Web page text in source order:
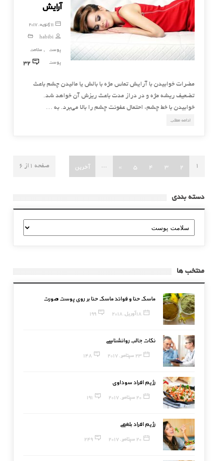
آرایش
11 ژانویه, 2017
habibi
پوست
, سلامت
پوست
32
مضرات خوابیدن با آرایش تماس مژه با بالش یا مالیدن چشم باعث
تضعیف ریشه مژه و در دراز مدت باعث ریزش آن خواهد شد.
خوابیدن با خط چشم، احتمال عفونت چشم را بالا می‌برد. به …
ادامه مطلب
صفحه 1از 6 1
2
3
4
5
»
... آخرین
دسته بندی
دسته
بندی
منتخب ها
ماسک حنا و فوائد ماسک حنا بر روی پوست صورت
18 آوریل, 2018 199
نکات جالب روانشناسی
23 سپتامبر, 2017 148
رژیم افراد سوداوی
20 سپتامبر, 2017 191
رژیم افراد بلغمی
20 سپتامبر, 2017 249